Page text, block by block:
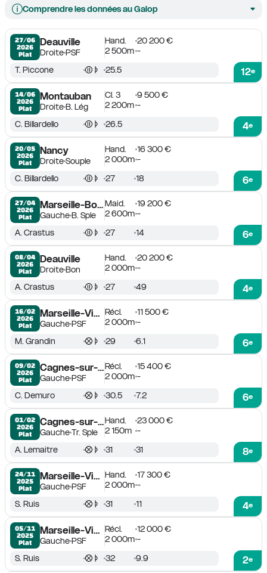
Comprendre les données au Galop
27/06
2026
Plat
Deauville
DroitePSF
Hand.
20 200 €
2 500m -
12e
T. Piccone 25.5
14/06
2026
Plat
Montauban
DroiteB. Lég
Cl. 3
9 500 €
2 200m -
4e
C. Billardello 26.5
20/05
2026
Plat
Nancy
DroiteSouple
Hand.
16 300 €
2 000m -
6e
C. Billardello 27 18
27/04
2026
Plat
Marseille-Borély
GaucheB. Sple
Maid.
19 200 €
2 600m -
6e
A. Crastus 27 14
08/04
2026
Plat
Deauville
DroiteBon
Hand.
20 200 €
2 000m -
4e
A. Crastus 27 49
16/02
2026
Plat
Marseille-Vivaux
GauchePSF
Récl.
11 500 €
2 000m -
6e
M. Grandin 29 6.1
09/02
2026
Plat
Cagnes-sur-Mer
GauchePSF
Récl.
15 400 €
2 000m -
6e
C. Demuro 30.5 7.2
01/02
2026
Plat
Cagnes-sur-Mer
GaucheTr. Sple
Hand.
23 000 €
2 150m -
8e
A. Lemaitre 31 31
24/11
2025
Plat
Marseille-Vivaux
GauchePSF
Hand.
17 300 €
2 000m -
4e
S. Ruis 31 11
05/11
2025
Plat
Marseille-Vivaux
GauchePSF
Récl.
12 000 €
2 000m -
2e
S. Ruis 32 9.9